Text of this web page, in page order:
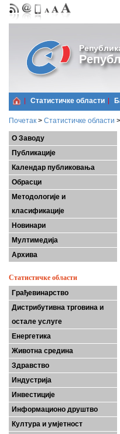
Статистичке области
Почетак > Статистичке области >
О Заводу
Публикације
Календар публиковања
Обрасци
Методологије и
класификације
Новинари
Мултимедија
Архива
Статистичке области
Грађевинарство
Дистрибутивна трговина и
остале услуге
Енергетика
Животна средина
Здравство
Индустрија
Инвестиције
Информационо друштво
Култура и умјетност